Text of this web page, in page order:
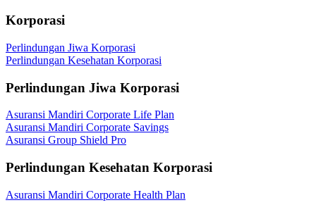
Korporasi
Perlindungan Jiwa Korporasi
Perlindungan Kesehatan Korporasi
Perlindungan Jiwa Korporasi
Asuransi Mandiri Corporate Life Plan
Asuransi Mandiri Corporate Savings
Asuransi Group Shield Pro
Perlindungan Kesehatan Korporasi
Asuransi Mandiri Corporate Health Plan